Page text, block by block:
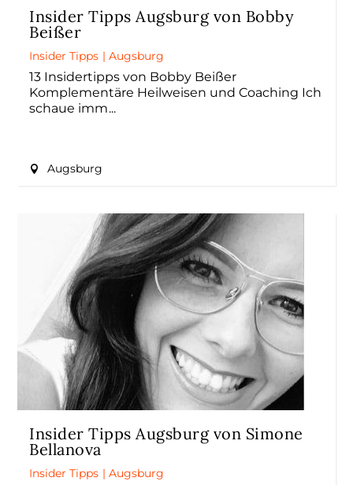
Insider Tipps Augsburg von Bobby
Beißer
Insider Tipps |Augsburg
13 Insidertipps von Bobby Beißer
Komplementäre Heilweisen und Coaching Ich
schaue imm
Augsburg
Insider Tipps Augsburg von Simone
Bellanova
Insider Tipps |Augsburg